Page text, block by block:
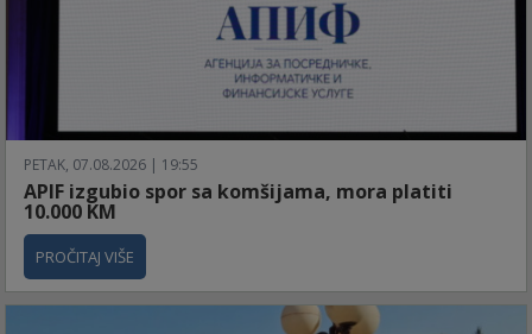
PETAK, 07.08.2026 | 19:55
APIF izgubio spor sa komšijama, mora platiti
10.000 KM
PROČITAJ VIŠE